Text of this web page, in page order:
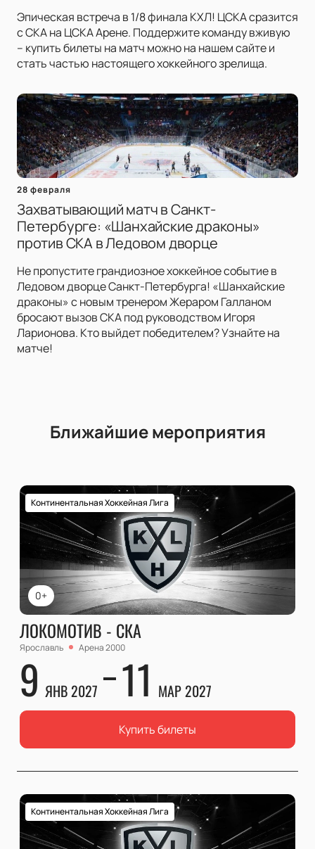
Эпическая встреча в 1/8 финала КХЛ! ЦСКА сразится
с СКА на ЦСКА Арене. Поддержите команду вживую
– купить билеты на матч можно на нашем сайте и
стать частью настоящего хоккейного зрелища.
28 февраля
Захватывающий матч в Санкт-
Петербурге: «Шанхайские драконы»
против СКА в Ледовом дворце
Не пропустите грандиозное хоккейное событие в
Ледовом дворце Санкт-Петербурга! «Шанхайские
драконы» с новым тренером Жераром Галланом
бросают вызов СКА под руководством Игоря
Ларионова. Кто выйдет победителем? Узнайте на
матче!
Ближайшие мероприятия
0+
Континентальная Хоккейная Лига
ЛОКОМОТИВ - СКА
Ярославль Арена 2000
9 ЯНВ 2027 11 МАР 2027
Купить билеты
Континентальная Хоккейная Лига